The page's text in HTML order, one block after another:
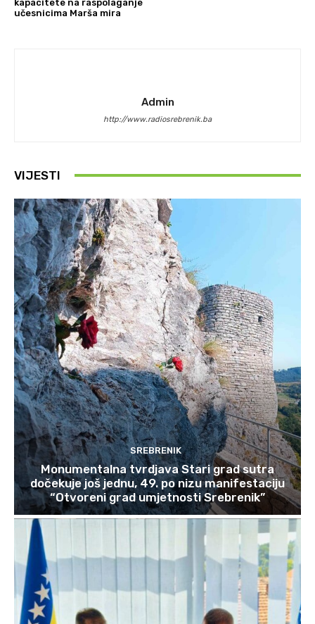
kapacitete na raspolaganje
učesnicima Marša mira
Admin
http://www.radiosrebrenik.ba
VIJESTI
SREBRENIK
Monumentalna tvrdjava Stari grad sutra
dočekuje još jednu, 49. po nizu manifestaciju
“Otvoreni grad umjetnosti Srebrenik”